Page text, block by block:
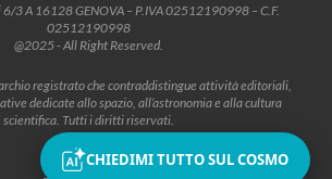
6/3 A 16128 GENOVA – P.IVA 02512190998 – C.F.
02512190998
@2025 - All Right Reserved.
registrato che contraddistingue attività editoriali,
dedicate allo spazio, all’astronomia e alla cultura
scientifica. Tutti i diritti riservati.
CHIEDIMI TUTTO SUL COSMO